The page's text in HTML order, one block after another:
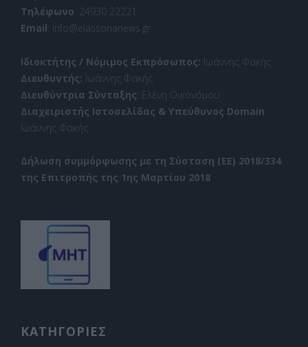
Τηλέφωνο: 24930 22221
Email: info@elassonanews.gr
Ιδιοκτήτης / Νόμιμος Εκπρόσωπος: Ιωάννης Φακής
Διευθυντής: Ιωάννης Φακής
Διευθύντρια Σύνταξης: Ελένη Οικονόμου
Διαχειριστής Ιστοσελίδας & Υπεύθυνος Domain:
Ιωάννης Φακής
Δήλωση συμμόρφωσης με τη Σύσταση (ΕΕ) 2018/334
της Επιτροπής της 1ης Μαρτίου 2018
ΚΑΤΗΓΟΡΙΕΣ